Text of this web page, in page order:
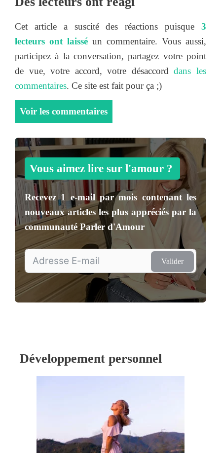
Cet article a suscité des réactions puisque 3
lecteurs ont laissé un commentaire. Vous aussi,
participez à la conversation, partagez votre point
de vue, votre accord, votre désaccorddans les
commentaires. Ce site est fait pour ça ;)
Voir les commentaires
Vous aimez lire sur l'amour ?
Recevez1 e-mail par mois contenant les
nouveaux articles les plus appréciés par la
communautéParler d'Amour
Valider
Développement personnel